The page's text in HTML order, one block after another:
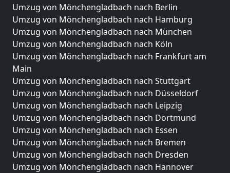
Umzug von Mönchengladbach nach Berlin
Umzug von Mönchengladbach nach Hamburg
Umzug von Mönchengladbach nach München
Umzug von Mönchengladbach nach Köln
Umzug von Mönchengladbach nach Frankfurt am
Main
Umzug von Mönchengladbach nach Stuttgart
Umzug von Mönchengladbach nach Düsseldorf
Umzug von Mönchengladbach nach Leipzig
Umzug von Mönchengladbach nach Dortmund
Umzug von Mönchengladbach nach Essen
Umzug von Mönchengladbach nach Bremen
Umzug von Mönchengladbach nach Dresden
Umzug von Mönchengladbach nach Hannover